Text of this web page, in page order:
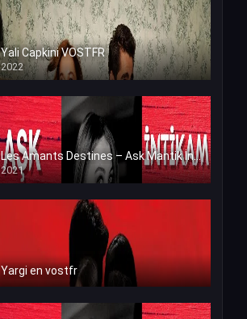
Yali Capkini VOSTFR
2022
Les Amants Destines – Ask Mantik İntikam en VF (Voix Francaise)
2021
Yargi en vostfr